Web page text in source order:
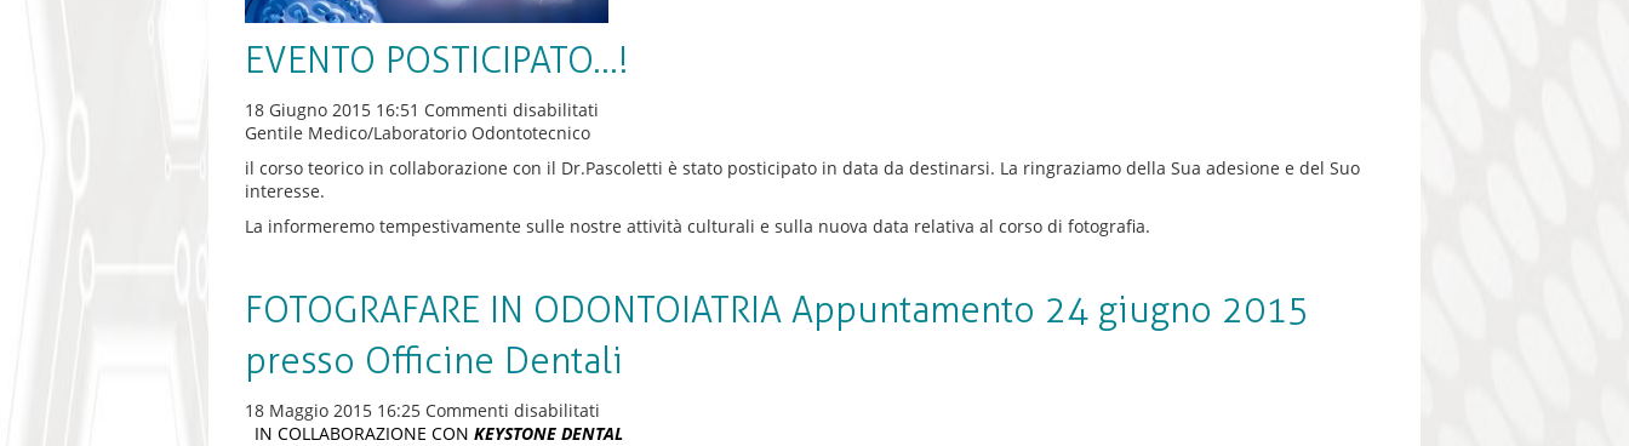
EVENTO POSTICIPATO…!
18 Giugno 2015 16:51 Commenti disabilitati
Gentile Medico/Laboratorio Odontotecnico
il corso teorico in collaborazione con il Dr.Pascoletti è stato posticipato in data da destinarsi. La ringraziamo della Sua adesione e del Suo
interesse.
La informeremo tempestivamente sulle nostre attività culturali e sulla nuova data relativa al corso di fotografia.
FOTOGRAFARE IN ODONTOIATRIA Appuntamento 24 giugno 2015
presso Officine Dentali
18 Maggio 2015 16:25 Commenti disabilitati
FOTOGRAFARE
IN COLLABORAZIONE CON KEYSTONE DENTAL